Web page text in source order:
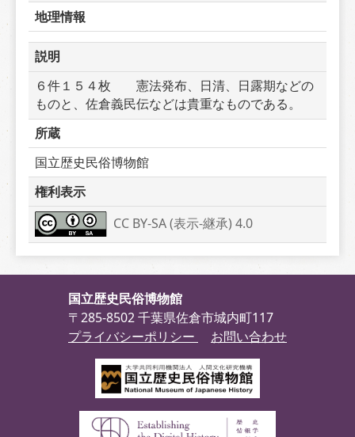
地理情報
説明
６件１５４枚　　憲法発布、日清、日露期などの
ものと、佐倉義民伝などは貴重なものである。
所蔵
国立歴史民俗博物館
権利表示
CC BY-SA (表示-継承) 4.0
国立歴史民俗博物館
〒285-8502 千葉県佐倉市城内町117
プライバシーポリシー
お問い合わせ